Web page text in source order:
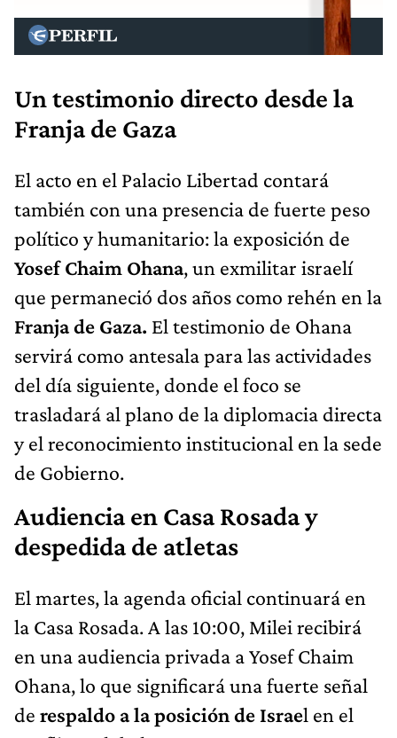
Un testimonio directo desde la
Franja de Gaza
El acto en el Palacio Libertad contará
también con una presencia de fuerte peso
político y humanitario: la exposición de
Yosef Chaim Ohana, un exmilitar israelí
que permaneció dos años como rehén en la
Franja de Gaza. El testimonio de Ohana
servirá como antesala para las actividades
del día siguiente, donde el foco se
trasladará al plano de la diplomacia directa
y el reconocimiento institucional en la sede
de Gobierno.
Audiencia en Casa Rosada y
despedida de atletas
El martes, la agenda oficial continuará en
la Casa Rosada. A las 10:00, Milei recibirá
en una audiencia privada a Yosef Chaim
Ohana, lo que significará una fuerte señal
de respaldo a la posición de Israel en el